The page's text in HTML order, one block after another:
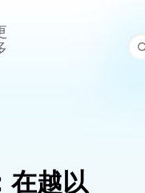
在越以